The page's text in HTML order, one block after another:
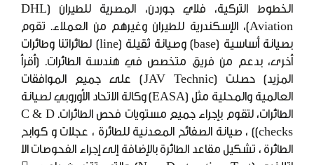
الخطوط التركية، فلاي جوردن، المصرية للطيران (DHL
Aviation)، الإسكندرية للطيران وغيرهم من العملاء. تقوم
بصيانة أساسية (base) وصيانة ثقيلة (line) لطائراتنا وطائرات
أخرى، بدعم من فريق متخصص في هندسة الطائرات. (أقرأ
المزيد) حصلت (JAV Technic) على جميع الموافقات
العالمية والمحلية مثل (EASA) وكالة الاتحاد الأوروبي لصيانة
الطائرات، لتقوم بإجراء جميع مستويات فحص الطائرات. C & D
checks)) ، صيانة الصفائح المعدنية للطائرة ، عجلات و كوابح
الطائرة ، تشكيل مقاعد الطائرة بالإضافة إلى إجراء الفحوصات الا